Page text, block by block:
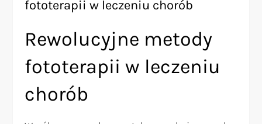
fototerapii w leczeniu chorób
Rewolucyjne metody
fototerapii w leczeniu
chorób